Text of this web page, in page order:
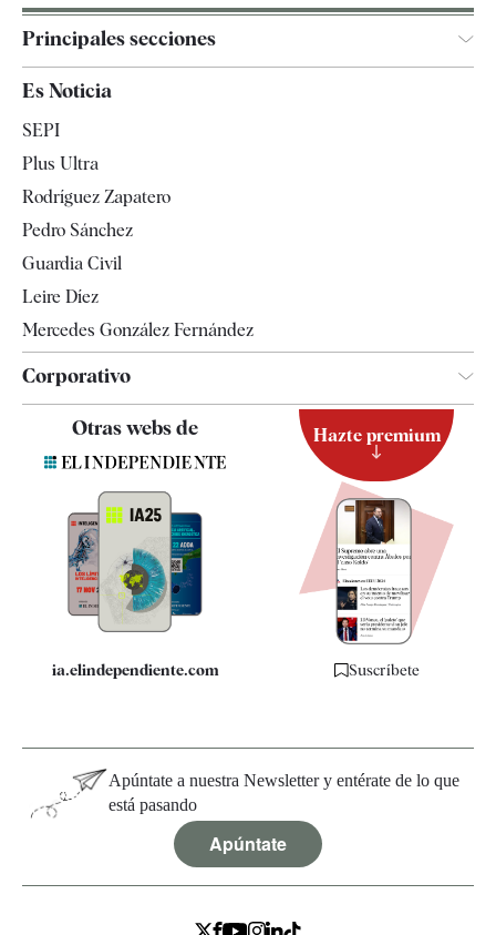
Principales secciones
España
Televisión
Es Noticia
SEPI
Plus Ultra
Rodríguez Zapatero
Pedro Sánchez
Guardia Civil
Leire Díez
Mercedes González Fernández
Corporativo
Contacto
Quiénes somos
Especificaciones
Otras webs de
ia.elindependiente.com
Hazte premium
Suscríbete
Apúntate a nuestra Newsletter y entérate de lo que
está pasando
Apúntate